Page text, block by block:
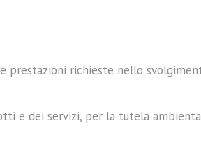
prestazioni richieste nello
e dei servizi, per la tutela